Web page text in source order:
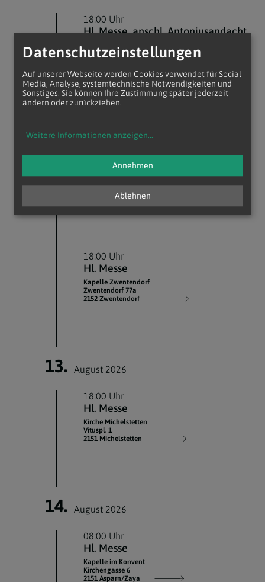
18:00 Uhr
Hl. Messe, anschl. Antoniusandacht
Kirche Asparn/Zaya
Kirchengasse 6
12. August 2026
17:30 Uhr
Rosenkranzgebet
Kapelle Zwentendorf
Zwentendorf 77a
18:00 Uhr
Hl. Messe
Kapelle Zwentendorf
Zwentendorf 77a
2152 Zwentendorf
13. August 2026
18:00 Uhr
Hl. Messe
Kirche Michelstetten
Vituspl. 1
2151 Michelstetten
14. August 2026
08:00 Uhr
Hl. Messe
Kapelle im Konvent
Kirchengasse 6
2151 Asparn/Zaya
Datenschutzeinstellungen
Auf unserer Webseite werden Cookies verwendet für Social
Media, Analyse, systemtechnische Notwendigkeiten und
Sonstiges. Sie können Ihre Zustimmung später jederzeit
ändern oder zurückziehen.
Weitere Informationen anzeigen...
Ablehnen
Annehmen